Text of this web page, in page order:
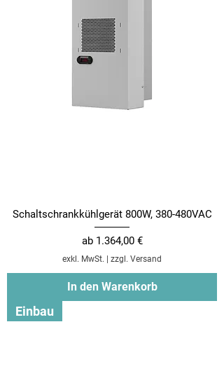
Schaltschrankkühlgerät 800W, 380-480VAC
ab 1.364,00 €
Sale-Preis
exkl. MwSt. zzgl. Versand
In den Warenkorb
Einbau